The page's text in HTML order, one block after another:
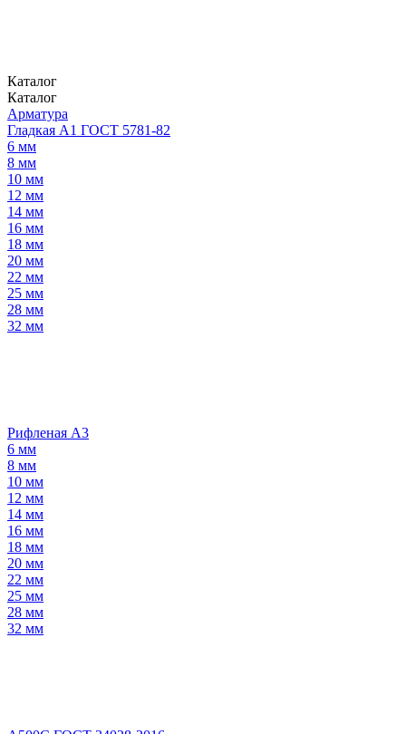
Каталог
Каталог
Арматура
Гладкая А1 ГОСТ 5781-82
6 мм
8 мм
10 мм
12 мм
14 мм
16 мм
18 мм
20 мм
22 мм
25 мм
28 мм
32 мм
Рифленая А3
6 мм
8 мм
10 мм
12 мм
14 мм
16 мм
18 мм
20 мм
22 мм
25 мм
28 мм
32 мм